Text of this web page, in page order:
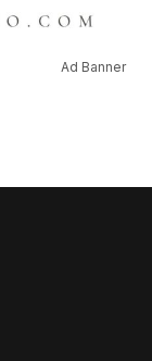
Ad Banner